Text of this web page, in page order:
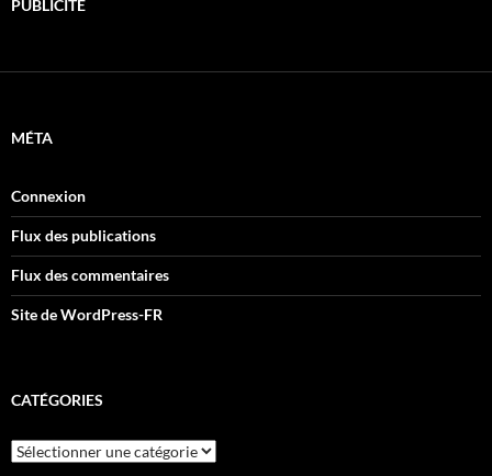
PUBLICITÉ
MÉTA
Connexion
Flux des publications
Flux des commentaires
Site de WordPress-FR
CATÉGORIES
Catégories